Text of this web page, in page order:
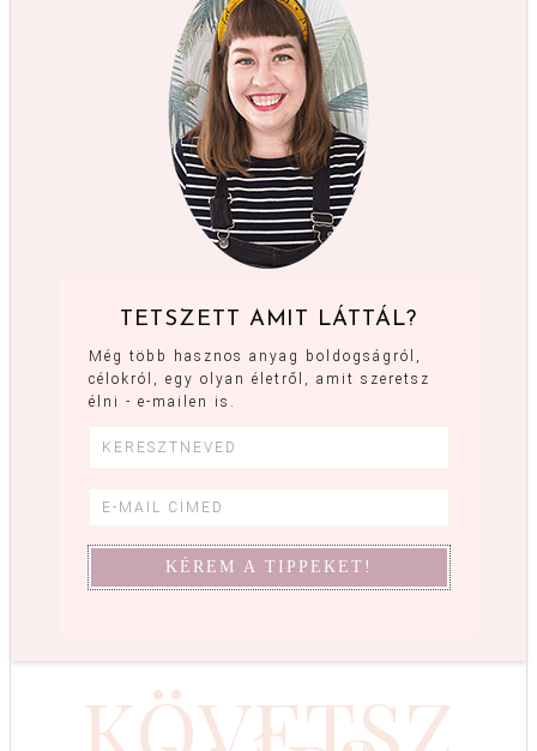
TETSZETT AMIT LÁTTÁL?
Még több hasznos anyag boldogságról,
célokról, egy olyan életről, amit szeretsz
élni - e-mailen is.